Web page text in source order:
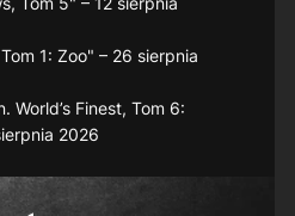
1: Zoo" – 26 sierpnia
World’s Finest, Tom 6:
2026